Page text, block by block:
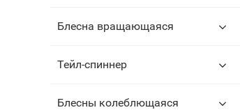
Блесна вращающаяся
Тейл-спиннер
Блесны колеблющаяся